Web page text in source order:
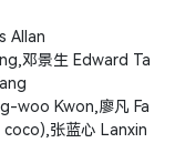
Allan
邓景生 Edward Ta
woo Kwon,廖凡 Fa
张蓝心 Lanxin